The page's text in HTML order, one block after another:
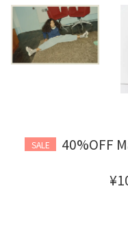
SALE
40%OFF